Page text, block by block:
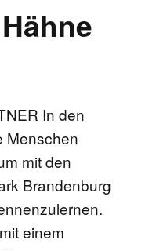
In den
Menschen
mit den
Brandenburg
einem